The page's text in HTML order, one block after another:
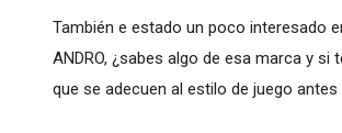
También e estado un poco interesado
ANDRO, ¿sabes algo de esa marca y si
que se adecuen al estilo de juego